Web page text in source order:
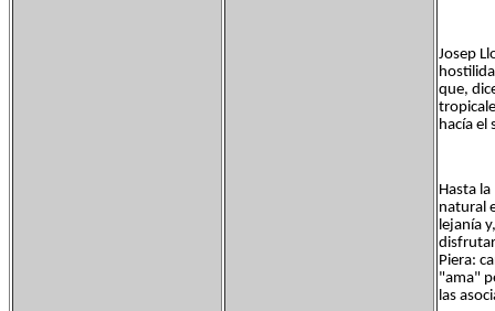
Josep
que,
hacía el
Hasta
natural
lejanía
Piera:
"ama"
las